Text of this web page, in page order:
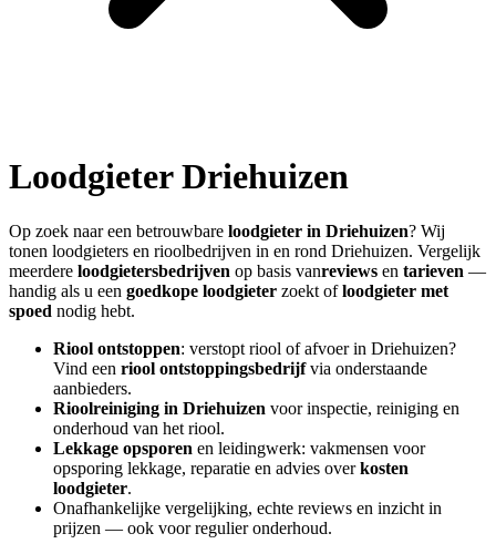
LoodgieterDriehuizen
Op zoek naar een betrouwbare loodgieter in Driehuizen? Wij
tonen loodgieters en rioolbedrijven in en rond Driehuizen. Vergelijk
meerdere loodgietersbedrijven op basis vanreviews en tarieven —
handig als u een goedkope loodgieter zoekt ofloodgieter met
spoed nodig hebt.
Riool ontstoppen: verstopt riool of afvoer in Driehuizen?
Vind een riool ontstoppingsbedrijfvia onderstaande
aanbieders.
Rioolreiniging in Driehuizen voor inspectie, reiniging en
onderhoud van het riool.
Lekkage opsporen en leidingwerk: vakmensen voor
opsporing lekkage, reparatie en advies overkosten
loodgieter.
Onafhankelijke vergelijking, echte reviews en inzicht in
prijzen — ook voor regulier onderhoud.